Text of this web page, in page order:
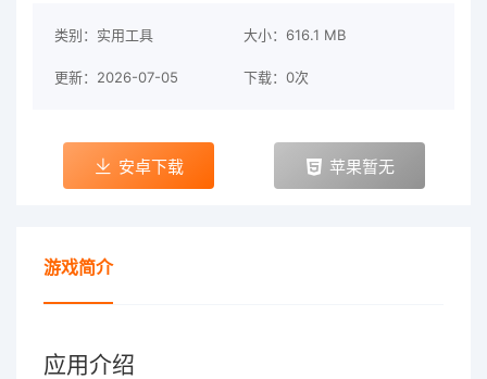
类别：实用工具 大小：616.1 MB
更新：2026-07-05 下载：0次
安卓下载 苹果暂无
游戏简介
应用介绍